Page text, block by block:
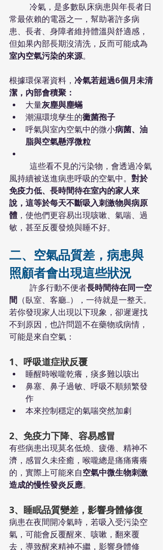
常最依賴的電器之一，幫助著許多病
患、長者、身障者維持體溫與舒適感，
但如果內部長期沒清洗，反而可能成為
室內空氣污染的來源。
根據環保署資料， 冷氣若超過6個月未清
潔，內部會積聚：
大量灰塵與塵蟎
潮濕環境孳生的黴菌孢子
呼氣與室內空氣中的微小病菌、油
脂與空氣懸浮微粒
風持續被送進病患呼吸的空氣中。 對於
免疫力低、長時間待在室內的家人來
說，這等於每天不斷吸入刺激物與病原
體 ，使他們更容易出現咳嗽、氣喘、過
敏，甚至反覆發燒與睡不好。
二、 空氣品質差，病患與
照顧者會出現這些狀況
	許多行動不便者
長時間待在同一空
間
（臥室、客廳…），一待就是一整天。
若你發現家人出現以下現象，卻遲遲找
不到原因，也許問題不在藥物或病情，
可能是來自空氣：
1、呼吸道症狀反覆
睡醒時喉嚨乾癢，痰多難以咳出
鼻塞、鼻子過敏、呼吸不順頻繁發
作
本來控制穩定的氣喘突然加劇
2、免疫力下降、容易感冒
有些病患出現莫名低燒、疲倦、精神不
濟，感冒久未痊癒，喉嚨總是痛痛癢癢
的，實際上可能來自空氣中微生物刺激
造成的慢性發炎反應。
3、睡眠品質變差，影響身體修復
病患在夜間開冷氣時，若吸入受污染空
氣，可能會反覆醒來、咳嗽，翻來覆
去，導致醒來精神不繼，影響身體修